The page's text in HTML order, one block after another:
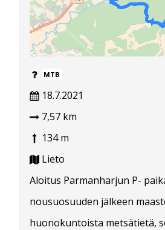
MTB
18.7.2021
7,57 km
134 m
Lieto
Aloitus Parmanharjun P-
nousuosuuden jälkeen
huonokuntoista metsätietä,